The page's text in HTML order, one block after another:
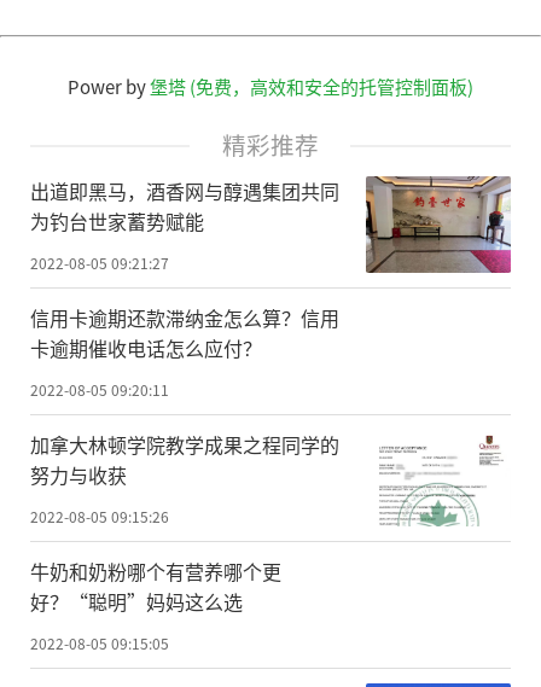
Power by堡塔 (免费，高效和安全的托管控制面板)
精彩推荐
出道即黑马，酒香网与醇遇集团共同
为钓台世家蓄势赋能
2022-08-05 09:21:27
信用卡逾期还款滞纳金怎么算？信用
卡逾期催收电话怎么应付？
2022-08-05 09:20:11
加拿大林顿学院教学成果之程同学的
努力与收获
2022-08-05 09:15:26
牛奶和奶粉哪个有营养哪个更
好？“聪明”妈妈这么选
2022-08-05 09:15:05